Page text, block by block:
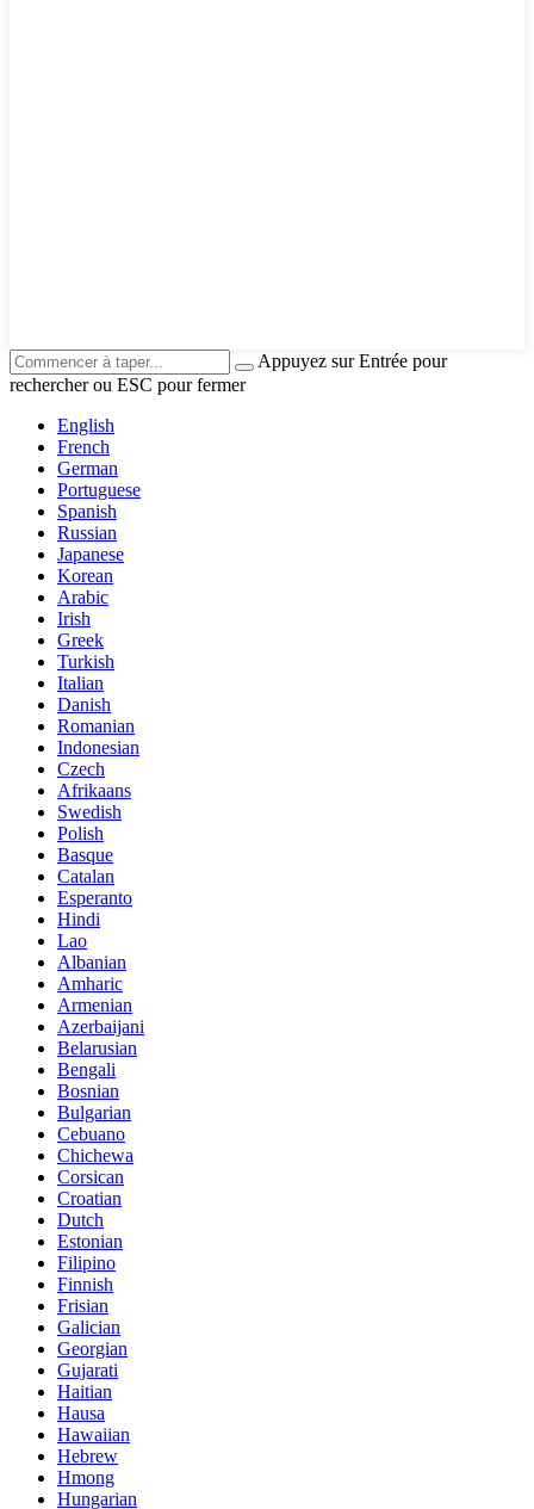
Appuyez sur Entrée pour
rechercher ou ESC pour fermer
English
French
German
Portuguese
Spanish
Russian
Japanese
Korean
Arabic
Irish
Greek
Turkish
Italian
Danish
Romanian
Indonesian
Czech
Afrikaans
Swedish
Polish
Basque
Catalan
Esperanto
Hindi
Lao
Albanian
Amharic
Armenian
Azerbaijani
Belarusian
Bengali
Bosnian
Bulgarian
Cebuano
Chichewa
Corsican
Croatian
Dutch
Estonian
Filipino
Finnish
Frisian
Galician
Georgian
Gujarati
Haitian
Hausa
Hawaiian
Hebrew
Hmong
Hungarian